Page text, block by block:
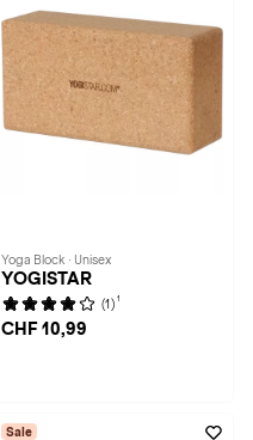
Yoga Block · Unisex
YOGISTAR
(1) 1
CHF 10,99
Sale